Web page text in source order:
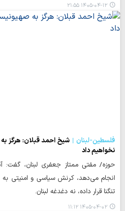
۱۴۰۵-۰۴-۱۲ ۲۱:۵۵
فلسطین-لبنان
شیخ احمد قبلان: هرگز
نخواهیم داد
حوزه/ مفتی ممتاز جعفری لبنان، گفت:
انجام می‌دهد، کرنش سیاسی و امنیتی
تنگنا قرار داده، نه دغدغه لبنان.
۱۴۰۵-۰۴-۰۲ ۱۱:۱۲